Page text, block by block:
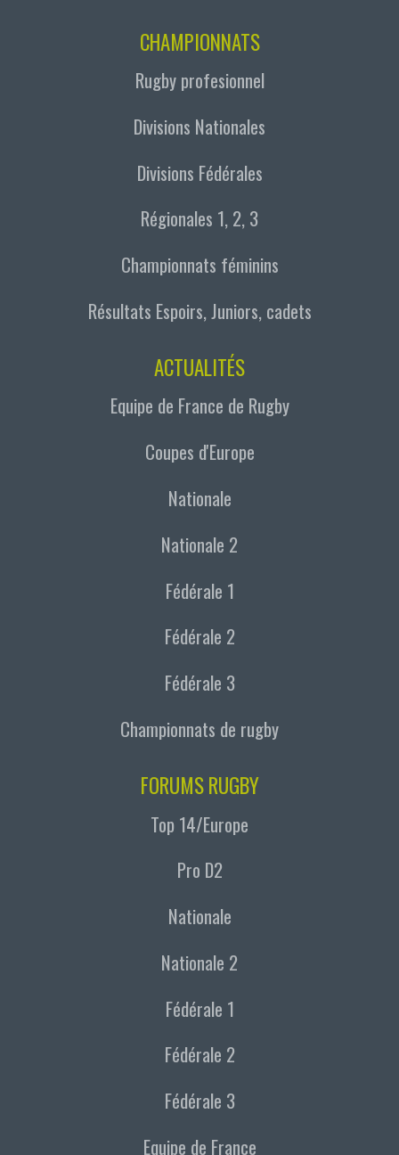
CHAMPIONNATS
Rugby profesionnel
Divisions Nationales
Divisions Fédérales
Régionales 1, 2, 3
Championnats féminins
Résultats Espoirs, Juniors, cadets
ACTUALITÉS
Equipe de France de Rugby
Coupes d'Europe
Nationale
Nationale 2
Fédérale 1
Fédérale 2
Fédérale 3
Championnats de rugby
FORUMS RUGBY
Top 14/Europe
Pro D2
Nationale
Nationale 2
Fédérale 1
Fédérale 2
Fédérale 3
Equipe de France